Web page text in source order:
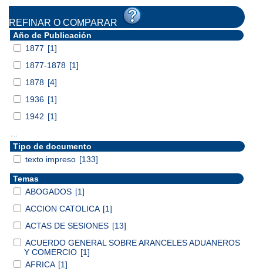
REFINAR O COMPARAR
Año de Publicación
1877 [1]
1877-1878 [1]
1878 [4]
1936 [1]
1942 [1]
Tipo de documento
texto impreso [133]
Temas
ABOGADOS [1]
ACCION CATOLICA [1]
ACTAS DE SESIONES [13]
ACUERDO GENERAL SOBRE ARANCELES ADUANEROS
Y COMERCIO [1]
AFRICA [1]